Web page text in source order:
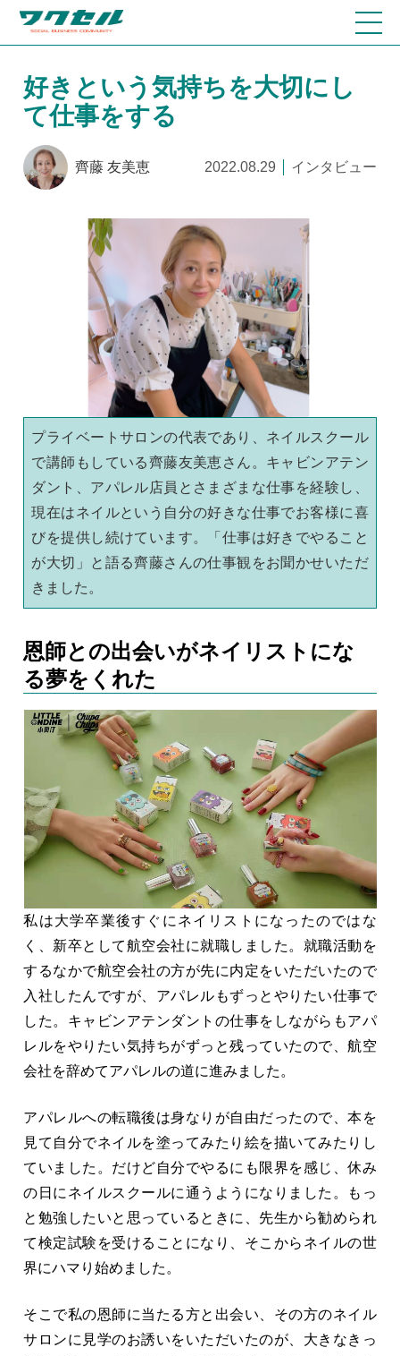
好きという気持ちを大切にし
て仕事をする
齊藤 友美恵 2022.08.29 インタビュー
プライベートサロンの代表であり、ネイルスクール
で講師もしている齊藤友美恵さん。キャビンアテン
ダント、アパレル店員とさまざまな仕事を経験し、
現在はネイルという自分の好きな仕事でお客様に喜
びを提供し続けています。「仕事は好きでやること
が大切」と語る齊藤さんの仕事観をお聞かせいただ
きました。
恩師との出会いがネイリストにな
る夢をくれた
私は大学卒業後すぐにネイリストになったのではな
く、新卒として航空会社に就職しました。就職活動を
するなかで航空会社の方が先に内定をいただいたので
入社したんですが、アパレルもずっとやりたい仕事で
した。キャビンアテンダントの仕事をしながらもアパ
レルをやりたい気持ちがずっと残っていたので、航空
会社を辞めてアパレルの道に進みました。
アパレルへの転職後は身なりが自由だったので、本を
見て自分でネイルを塗ってみたり絵を描いてみたりし
ていました。だけど自分でやるにも限界を感じ、休み
の日にネイルスクールに通うようになりました。もっ
と勉強したいと思っているときに、先生から勧められ
て検定試験を受けることになり、そこからネイルの世
界にハマり始めました。
そこで私の恩師に当たる方と出会い、その方のネイル
サロンに見学のお誘いをいただいたのが、大きなきっ